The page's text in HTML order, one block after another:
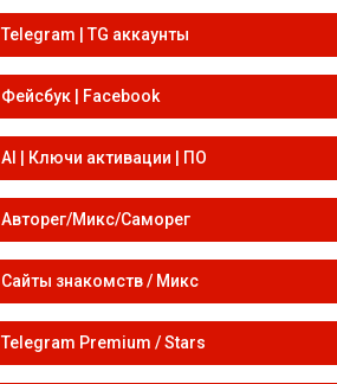
Telegram | TG аккаунты
Фейсбук | Facebook
AI | Ключи активации | ПО
Авторег/Микс/Саморег
Сайты знакомств / Микс
Telegram Premium / Stars